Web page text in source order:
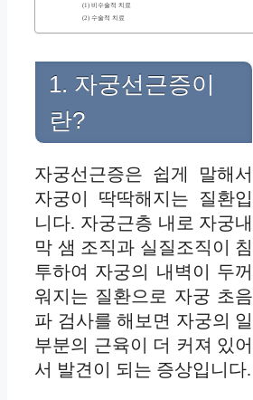
(1) 비수술적 치료
(2) 수술적 치료
1. 자궁선근증이
란?
자궁선근증은 쉽게 말해서
자궁이 딱딱해지는 질환입
니다. 자궁근층 내로 자궁내
막 샘 조직과 실질조직이 침
투하여 자궁의 내벽이 두꺼
워지는 질환으로 자궁 초음
파 검사를 해보면 자궁의 일
부분의 근육이 더 커져 있어
서 발견이 되는 증상입니다.